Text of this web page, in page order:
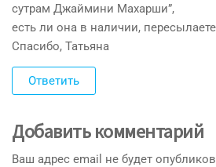
сутрам Джаймини Махарши”,
есть ли она в наличии,
Спасибо, Татьяна
Ответить
Добавить комментарий
Ваш адрес email не будет